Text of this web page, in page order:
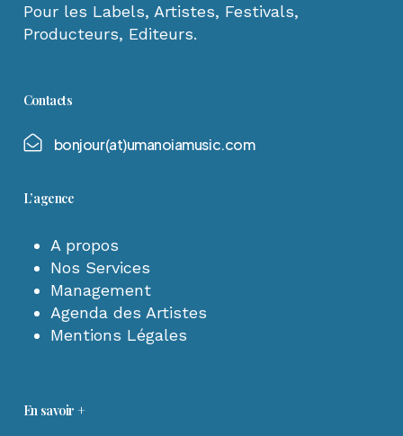
Pour les Labels, Artistes, Festivals,
Producteurs, Editeurs.
Contacts
bonjour(at)umanoiamusic.com
L’agence
A propos
Nos Services
Management
Agenda des Artistes
Mentions Légales
En savoir +